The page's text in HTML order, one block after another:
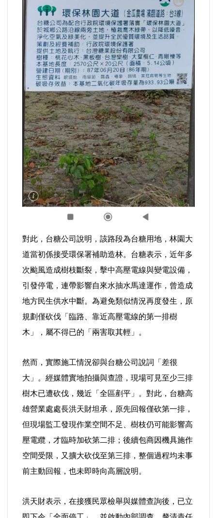
自然/地理/景觀/地球
都市發展與都市建設
財務金融/稅制改革
選舉/民調
觀光旅遊
生物科技
出版（影音/圖書/雜誌）
發明/專利
旅館/民宿
好人好事/人物介紹
對此，台糖公司說明，該路段為台糖用地，林園大
道當初係接受環保署補助造林。台糖表示，近年多
次颱風造成樹枝斷裂，擊中高壓電線與變電設備，
引發停電，連帶影響自來水抽水馬達運作，曾造成
地方民生供水中斷。為避免類似情況再度發生，原
規劃僅砍伐「臨路、靠近高壓電線的第一排樹
木」，屬不得已的「兩害取其輕」。
然而，實際施工情況卻與台糖公司說詞「差很
大」。經媒體實地拍攝與查證，現場可見至少三排
樹木已遭砍伐，幾近「全區剷平」。對此，台糖高
雄營業處處長洪天財坦承，原先回報僅砍第一排，
但現場監工發現作業空間不足、樹枝仍可能影響高
壓電纜，才臨時加砍第二排；後續包商因機具施作
空間受限，又擴大砍伐至第三排，整個過程均未事
前主動回報，也未即時向高層說明。
洪天財表示，在接獲民眾檢舉與媒體查詢後，已立